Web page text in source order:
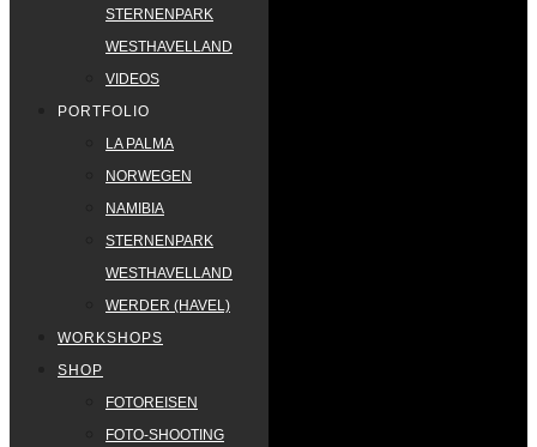
STERNENPARK
WESTHAVELLAND
VIDEOS
PORTFOLIO
LA PALMA
NORWEGEN
NAMIBIA
STERNENPARK
WESTHAVELLAND
WERDER (HAVEL)
WORKSHOPS
SHOP
FOTOREISEN
FOTO-SHOOTING